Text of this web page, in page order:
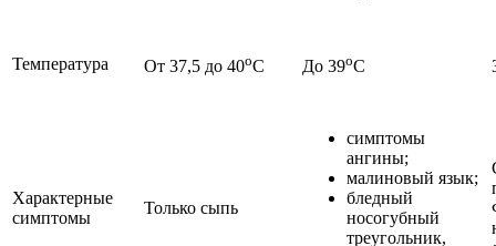
Температура От 37,5 до 40оС До 39оС
Характерные
симптомы
Только сыпь
симптомы
ангины;
малиновый язык;
бледный
носогубный
треугольник,